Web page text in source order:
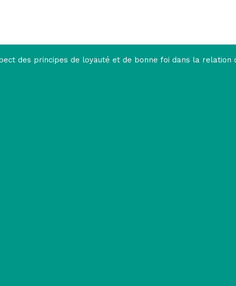
des principes de loyauté et de bonne foi dans la relation